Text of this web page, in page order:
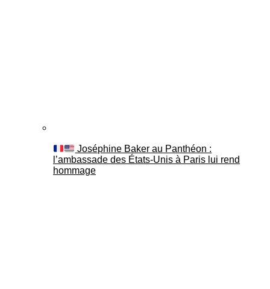
Joséphine Baker au Panthéon :
l’ambassade des États-Unis à Paris lui rend
hommage